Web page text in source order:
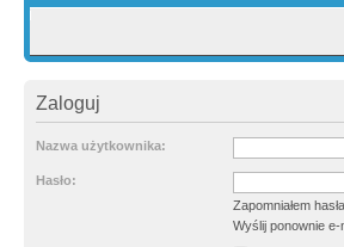
Zaloguj
Nazwa użytkownika:
Hasło:
Zapomniałem hasła
Wyślij ponownie